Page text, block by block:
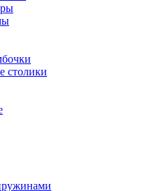
столики